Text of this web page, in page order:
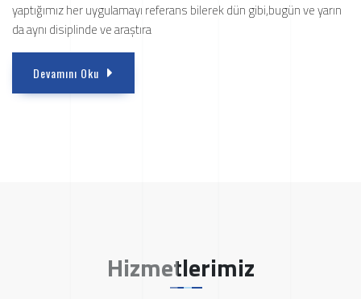
yaptığımız her uygulamayı referans bilerek dün gibi,bugün ve yarın
da aynı disiplinde ve araştıra
Devamını Oku
Hizmetlerimiz